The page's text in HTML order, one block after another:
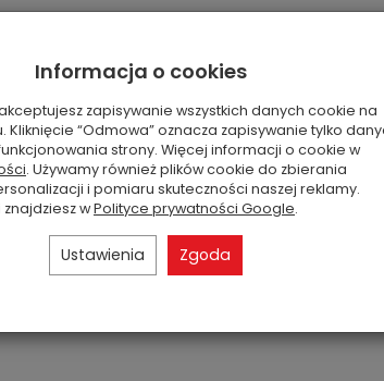
co pozwala dopasować
preferencji. Całe opakowanie
z jednego zapachu.
rynku często ważą około 20–22 g, co
i bardzo dobry stosunek ilości
Informacja o cookies
zapisywanie wszystkich danych cookie na
Kliknięcie “Odmowa” oznacza zapisywanie tylko
strony. Więcej informacji o cookie w
. Używamy również plików cookie do zbierania
i pomiaru skuteczności naszej reklamy.
wPolityce prywatności Google.
Ustawienia Zgoda